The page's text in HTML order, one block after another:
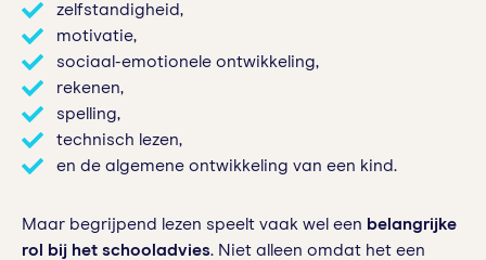
zelfstandigheid,
motivatie,
sociaal-emotionele ontwikkeling,
rekenen,
spelling,
technisch lezen,
en de algemene ontwikkeling van een kind.
Maar begrijpend lezen speelt vaak wel een belangrijke
rol bij het schooladvies. Niet alleen omdat het een